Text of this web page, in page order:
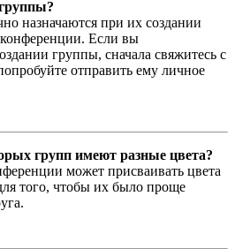
назначаются при их создании
Если вы
группы, сначала свяжитесь с
отправить ему личное
групп имеют разные цвета?
может присваивать цвета
того, чтобы их было проще